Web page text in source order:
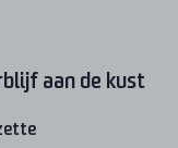
aan de kust